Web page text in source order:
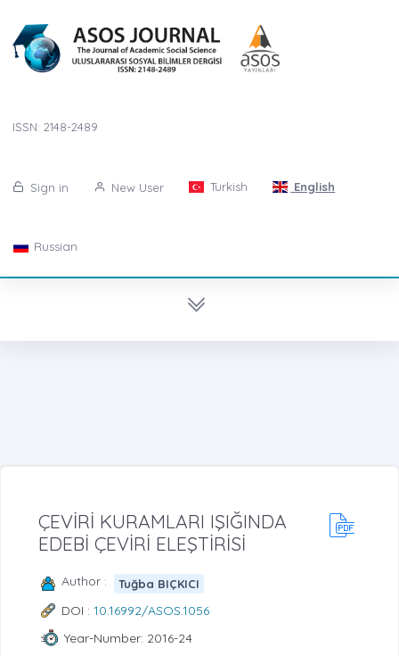
ISSN: 2148-2489
Sign in New User Turkish English
Russian
ÇEVİRİ KURAMLARI IŞIĞINDA
EDEBİ ÇEVİRİ ELEŞTİRİSİ
Author : Tuğba BIÇKICI
DOI : 10.16992/ASOS.1056
Year-Number: 2016-24